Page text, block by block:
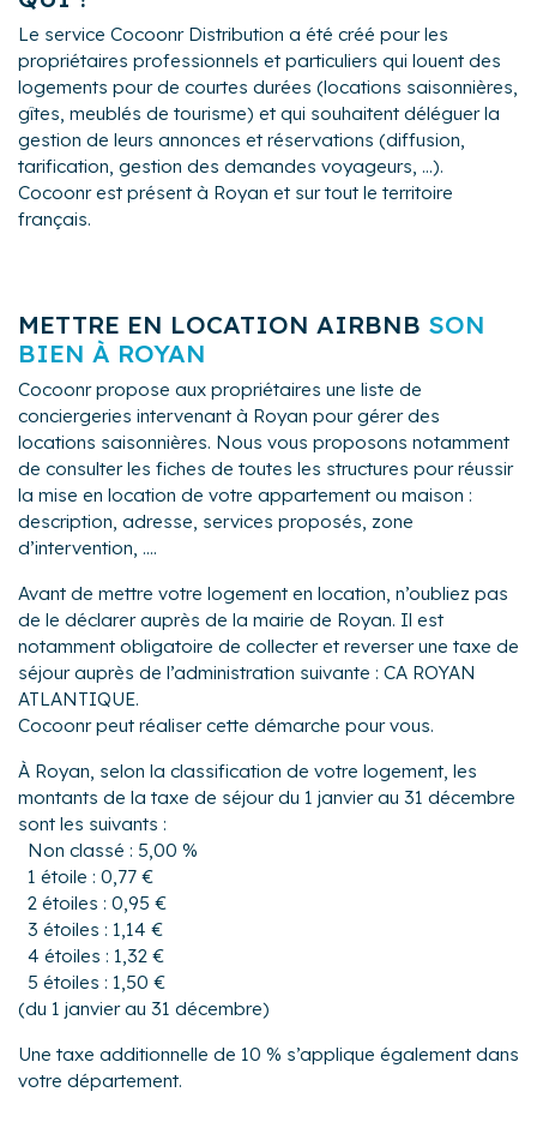
Le service Cocoonr Distribution a été créé pour les
propriétaires professionnels et particuliers qui louent des
logements pour de courtes durées (locations saisonnières,
gîtes, meublés de tourisme) et qui souhaitent déléguer la
gestion de leurs annonces et réservations (diffusion,
tarification, gestion des demandes voyageurs, ...).
Cocoonr est présent à Royan et sur tout le territoire
français.
METTRE EN LOCATION AIRBNB SON
BIEN À ROYAN
Cocoonr propose aux propriétaires une liste de
conciergeries intervenant à Royan pour gérer des
locations saisonnières. Nous vous proposons notamment
de consulter les fiches de toutes les structures pour réussir
la mise en location de votre appartement ou maison :
description, adresse, services proposés, zone
d’intervention, ....
Avant de mettre votre logement en location, n’oubliez pas
de le déclarer auprès de la mairie de Royan. Il est
notamment obligatoire de collecter et reverser une taxe de
séjour auprès de l’administration suivante : CA ROYAN
ATLANTIQUE.
Cocoonr peut réaliser cette démarche pour vous.
À Royan, selon la classification de votre logement, les
montants de la taxe de séjour du 1 janvier au 31 décembre
sont les suivants :
Non classé : 5,00 %
1 étoile : 0,77 €
2 étoiles : 0,95 €
3 étoiles : 1,14 €
4 étoiles : 1,32 €
5 étoiles : 1,50 €
(du 1 janvier au 31 décembre)
Une taxe additionnelle de 10 % s’applique également dans
votre département.